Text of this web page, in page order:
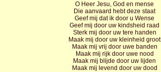
O Heer Jesu, God en mense
Die aanvaard hebt deze staat
Geef mij dat ik door u Wense
Geef mij door uw kindsheid raad
Sterk mij door uw tere handen
Maak mij door uw kleinheid groot
Maak mij vrij door uwe banden
Maak mij rijk door uwe nood
Maak mij blijde door uw lijden
Maak mij levend door uw dood